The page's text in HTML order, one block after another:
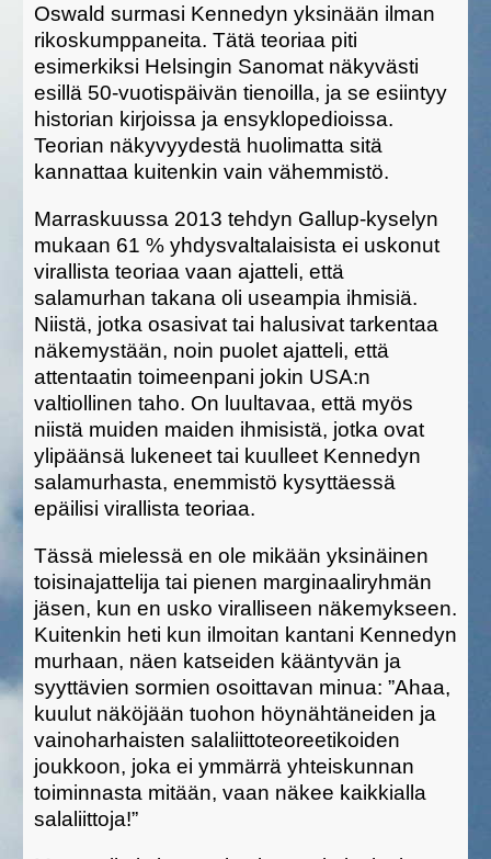
Oswald surmasi Kennedyn yksinään ilman
rikoskumppaneita. Tätä teoriaa piti
esimerkiksi Helsingin Sanomat näkyvästi
esillä 50-vuotispäivän tienoilla, ja se esiintyy
historian kirjoissa ja ensyklopedioissa.
Teorian näkyvyydestä huolimatta sitä
kannattaa kuitenkin vain vähemmistö.
Marraskuussa 2013 tehdyn Gallup-kyselyn
mukaan 61 % yhdysvaltalaisista ei uskonut
virallista teoriaa vaan ajatteli, että
salamurhan takana oli useampia ihmisiä.
Niistä, jotka osasivat tai halusivat tarkentaa
näkemystään, noin puolet ajatteli, että
attentaatin toimeenpani jokin USA:n
valtiollinen taho. On luultavaa, että myös
niistä muiden maiden ihmisistä, jotka ovat
ylipäänsä lukeneet tai kuulleet Kennedyn
salamurhasta, enemmistö kysyttäessä
epäilisi virallista teoriaa.
Tässä mielessä en ole mikään yksinäinen
toisinajattelija tai pienen marginaaliryhmän
jäsen, kun en usko viralliseen näkemykseen.
Kuitenkin heti kun ilmoitan kantani Kennedyn
murhaan, näen katseiden kääntyvän ja
syyttävien sormien osoittavan minua: ”Ahaa,
kuulut näköjään tuohon höynähtäneiden ja
vainoharhaisten salaliittoteoreetikoiden
joukkoon, joka ei ymmärrä yhteiskunnan
toiminnasta mitään, vaan näkee kaikkialla
salaliittoja!”